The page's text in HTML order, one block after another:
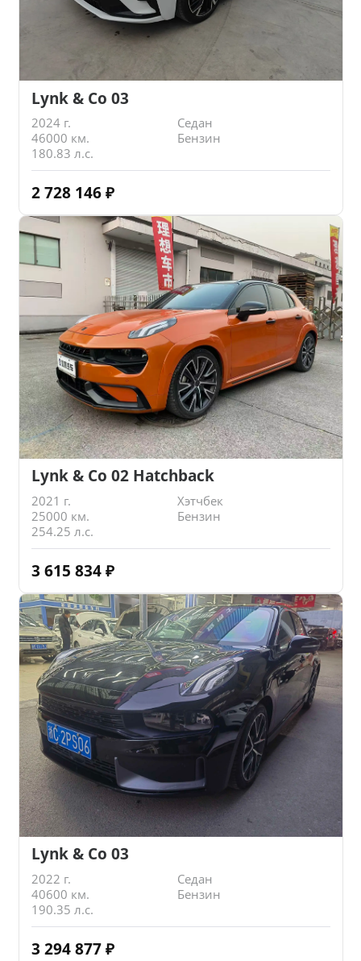
Lynk & Co 03
2024 г.
Седан
46000 км.
Бензин
180.83 л.с.
2 728 146 ₽
Lynk & Co 02 Hatchback
2021 г.
Хэтчбек
25000 км.
Бензин
254.25 л.с.
3 615 834 ₽
Lynk & Co 03
2022 г.
Седан
40600 км.
Бензин
190.35 л.с.
3 294 877 ₽